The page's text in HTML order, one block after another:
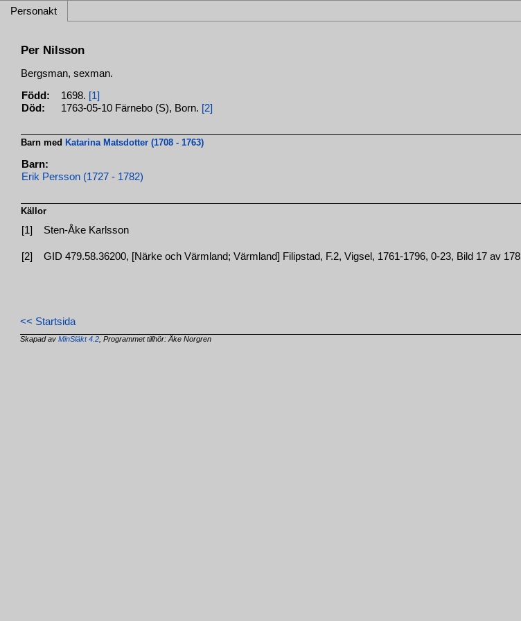
Personakt
Per Nilsson
Bergsman, sexman.
Född:
1698. [1]
Död:
1763-05-10 Färnebo (S), Born. [2]
Barn med Katarina Matsdotter (1708 - 1763)
Barn:
Erik Persson (1727 - 1782)
Källor
[1] Sten-Åke Karlsson
[2] GID 479.58.36200, [Närke och Värmland; Värmland] Filipstad, F.2, Vigsel, 1761-1796, 0-23, Bild 17 av 178
<< Startsida
Skapad avMinSläkt 4.2 , Programmet tillhör: Åke Norgren